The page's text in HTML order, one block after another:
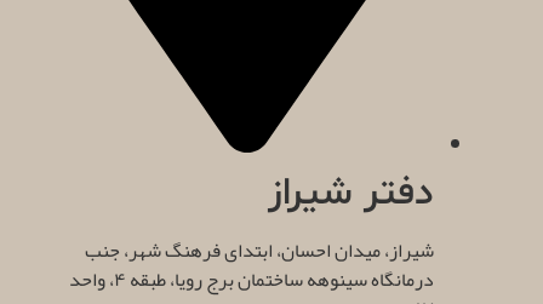
دفتر شیراز
شیراز، میدان احسان، ابتدای فرهنگ شهر، جنب
درمانگاه سینوهه ساختمان برج رویا، طبقه ۴، واحد